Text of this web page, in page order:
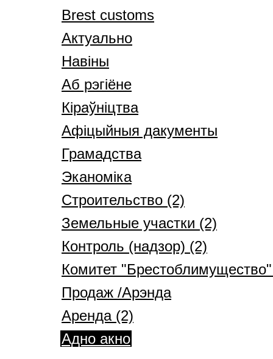
Brest customs
Актуально
Навіны
Аб рэгіёне
Кіраўніцтва
Афіцыйныя дакументы
Грамадства
Эканоміка
Строительство (2)
Земельные участки (2)
Контроль (надзор) (2)
Комитет
Продаж /Арэнда
Аренда (2)
Адно акно